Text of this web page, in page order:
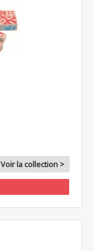
Voir la collection >